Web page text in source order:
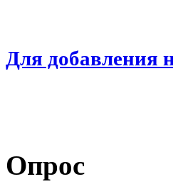
Для добавления
Опрос